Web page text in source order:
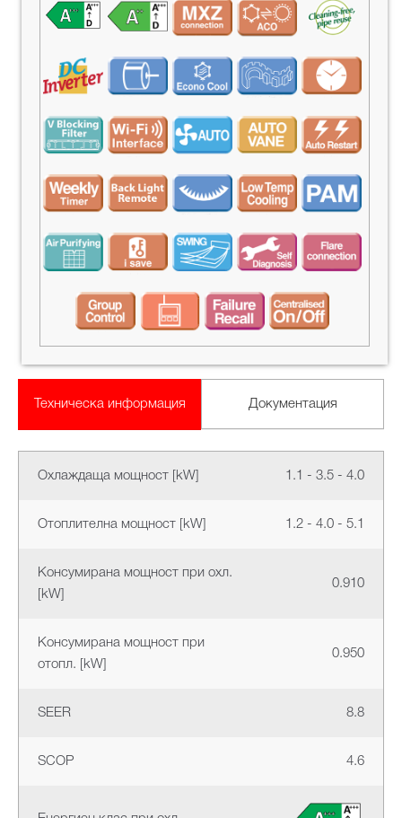
Техническа информация Документация
Охлаждаща мощност [kW] 1.1 - 3.5 - 4.0
Отоплителна мощност [kW] 1.2 - 4.0 - 5.1
Консумирана мощност при охл.
[kW]
0.910
Консумирана мощност при
отопл. [kW]
0.950
SEER 8.8
SCOP 4.6